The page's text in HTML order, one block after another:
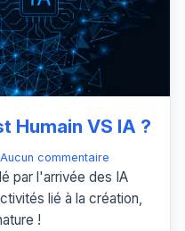
Humain VS IA ?
Aucun commentaire
par l'arrivée des IA
lié à la création,
!